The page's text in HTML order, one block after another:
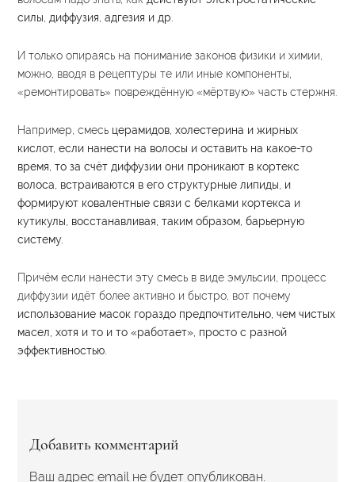
силы, диффузия, адгезия и др.
И только опираясь на понимание законов физики и химии,
можно, вводя в рецептуры те или иные компоненты,
«ремонтировать» повреждённую «мёртвую» часть стержня.
Например, смесь церамидов, холестерина и жирных
кислот, если нанести на волосы и оставить на какое-то
время, то за счёт диффузии они проникают в кортекс
волоса, встраиваются в его структурные липиды, и
формируют ковалентные связи с белками кортекса и
кутикулы, восстанавливая, таким образом, барьерную
систему.
Причём если нанести эту смесь в виде эмульсии, процесс
диффузии идёт более активно и быстро, вот почему
использование масок гораздо предпочтительно, чем чистых
масел, хотя и то и то «работает», просто с разной
эффективностью.
Добавить комментарий
Ваш адрес email не будет опубликован.